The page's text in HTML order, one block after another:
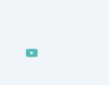
Youtube